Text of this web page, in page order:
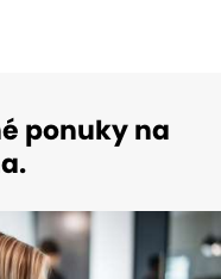
ponuky na